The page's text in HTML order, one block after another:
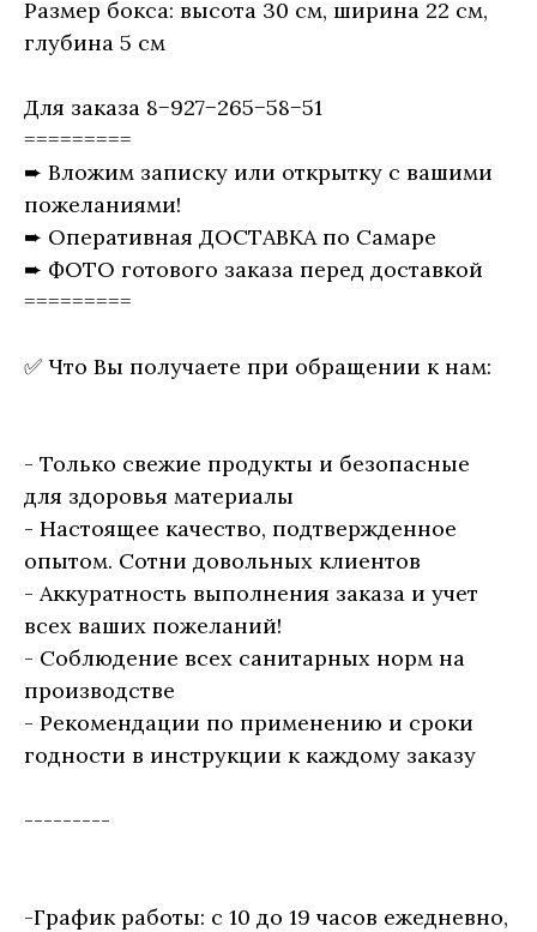
Размер бокса: высота 30 см, ширина 22 см,
глубина 5 см
Для заказа 8−927−265−58−51
=========
➨ Вложим записку или открытку с вашими
пожеланиями!
➨ Оперативная ДОСТАВКА по Самаре
➨ ФОТО готового заказа перед доставкой
=========
✅ Что Вы получаете при обращении к нам:
- Только свежие продукты и безопасные
для здоровья материалы
- Настоящее качество, подтвержденное
опытом. Сотни довольных клиентов
- Аккуратность выполнения заказа и учет
всех ваших пожеланий!
- Соблюдение всех санитарных норм на
производстве
- Рекомендации по применению и сроки
годности в инструкции к каждому заказу
---------
-График работы: с 10 до 19 часов ежедневно,